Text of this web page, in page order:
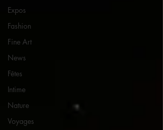
Expos
Fashion
Fine Art
News
Fêtes
Intime
Nature
Voyages